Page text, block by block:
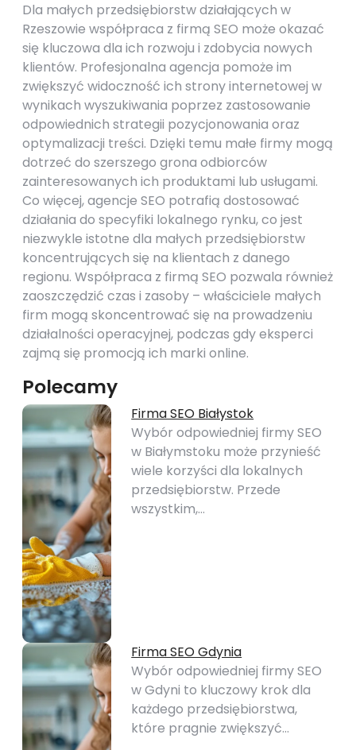
Dla małych przedsiębiorstw działających w
Rzeszowie współpraca z firmą SEO może okazać
się kluczowa dla ich rozwoju i zdobycia nowych
klientów. Profesjonalna agencja pomoże im
zwiększyć widoczność ich strony internetowej w
wynikach wyszukiwania poprzez zastosowanie
odpowiednich strategii pozycjonowania oraz
optymalizacji treści. Dzięki temu małe firmy mogą
dotrzeć do szerszego grona odbiorców
zainteresowanych ich produktami lub usługami.
Co więcej, agencje SEO potrafią dostosować
działania do specyfiki lokalnego rynku, co jest
niezwykle istotne dla małych przedsiębiorstw
koncentrujących się na klientach z danego
regionu. Współpraca z firmą SEO pozwala również
zaoszczędzić czas i zasoby – właściciele małych
firm mogą skoncentrować się na prowadzeniu
działalności operacyjnej, podczas gdy eksperci
zajmą się promocją ich marki online.
Polecamy
Firma SEO Białystok
Wybór odpowiedniej firmy SEO
w Białymstoku może przynieść
wiele korzyści dla lokalnych
przedsiębiorstw. Przede
wszystkim,…
Firma SEO Gdynia
Wybór odpowiedniej firmy SEO
w Gdyni to kluczowy krok dla
każdego przedsiębiorstwa,
które pragnie zwiększyć…